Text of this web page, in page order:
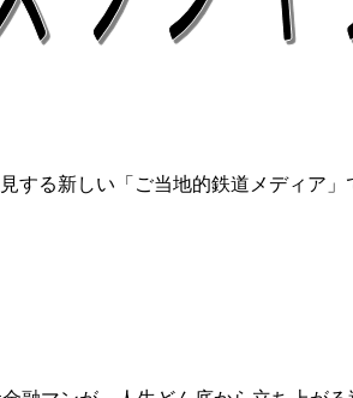
する新しい「ご当地的鉄道メディア」